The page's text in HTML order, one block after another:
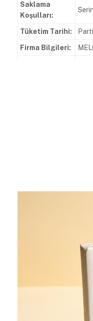
Saklama
Koşulları:
Tüketim Tarihi:
Firma Bilgileri: